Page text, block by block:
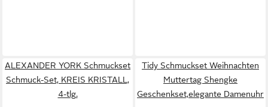
ALEXANDER YORK Schmuckset
Schmuck-Set, KREIS KRISTALL,
4-tlg.
Tidy Schmuckset Weihnachten
Muttertag Shengke
Geschenkset,elegante Damenuhr